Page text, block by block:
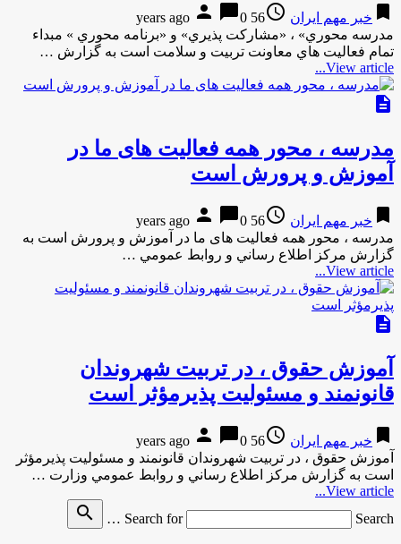
bookmark خبر مهم ایران access_time
56 years ago
person chat_bubble0
مدرسه محوري» ، «مشاركت پذيري» و «برنامه محوري » مبداء
تمام فعاليت هاي معاونت تربيت و سلامت است به گزارش …
View article...
description
مدرسه ، محور همه فعالیت های ما در
آموزش و پرورش است
bookmark خبر مهم ایران access_time
56 years ago
person chat_bubble0
مدرسه ، محور همه فعالیت های ما در آموزش و پرورش است به
گزارش مركز اطلاع رساني و روابط عمومي …
View article...
description
آموزش حقوق ، در تربيت شهروندان
قانونمند و مسئوليت پذيرمؤثر است
bookmark خبر مهم ایران access_time
56 years ago
person chat_bubble0
آموزش حقوق ، در تربيت شهروندان قانونمند و مسئوليت پذيرمؤثر
است به گزارش مركز اطلاع رساني و روابط عمومي وزارت …
View article...
Search for
Search …
search